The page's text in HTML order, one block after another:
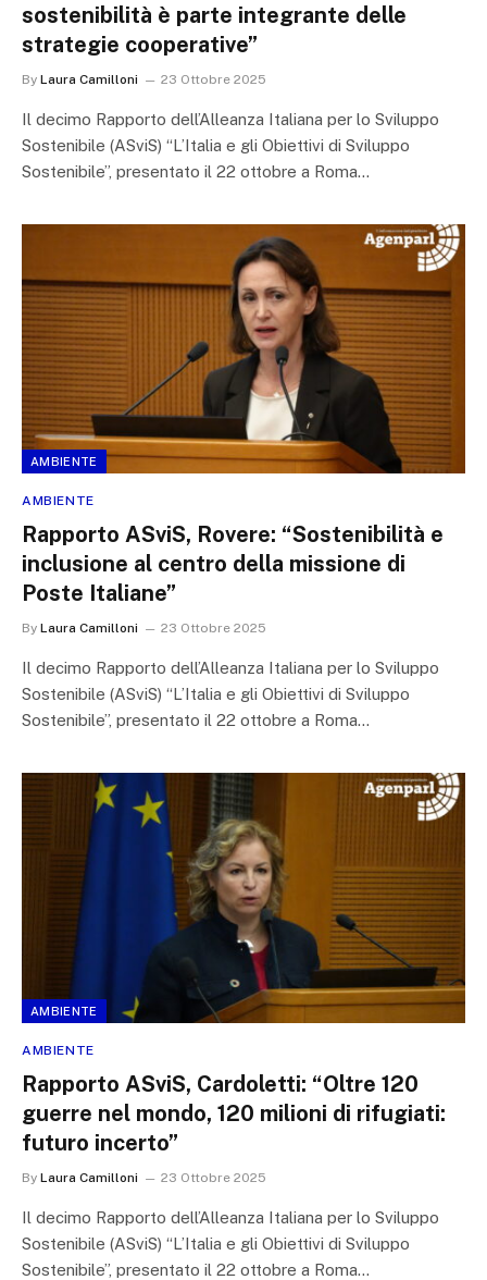
sostenibilità è parte integrante delle
strategie cooperative”
By Laura Camilloni 23 Ottobre 2025
Il decimo Rapporto dell’Alleanza Italiana per lo Sviluppo
Sostenibile (ASviS) “L’Italia e gli Obiettivi di Sviluppo
Sostenibile”, presentato il 22 ottobre a Roma…
AMBIENTE
AMBIENTE
Rapporto ASviS, Rovere: “Sostenibilità e
inclusione al centro della missione di
Poste Italiane”
By Laura Camilloni 23 Ottobre 2025
Il decimo Rapporto dell’Alleanza Italiana per lo Sviluppo
Sostenibile (ASviS) “L’Italia e gli Obiettivi di Sviluppo
Sostenibile”, presentato il 22 ottobre a Roma…
AMBIENTE
AMBIENTE
Rapporto ASviS, Cardoletti: “Oltre 120
guerre nel mondo, 120 milioni di rifugiati:
futuro incerto”
By Laura Camilloni 23 Ottobre 2025
Il decimo Rapporto dell’Alleanza Italiana per lo Sviluppo
Sostenibile (ASviS) “L’Italia e gli Obiettivi di Sviluppo
Sostenibile”, presentato il 22 ottobre a Roma…